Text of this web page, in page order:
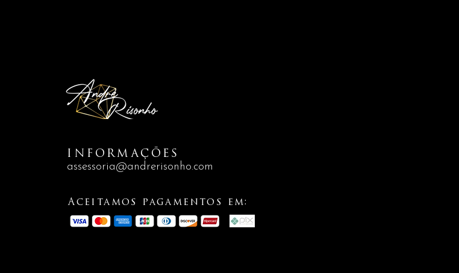
INFORMAÇÕES
assessoria@andrerisonho.com
Aceitamos pagamentos em: